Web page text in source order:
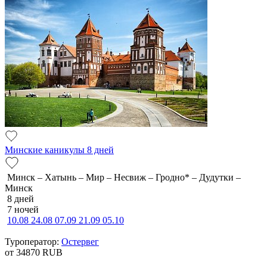
Минские каникулы 8 дней
Минск – Хатынь – Мир – Несвиж – Гродно* – Дудутки –
Минск
8 дней
7 ночей
10.08 24.08 07.09 21.09 05.10
Туроператор: Остервег
от 34870 RUB